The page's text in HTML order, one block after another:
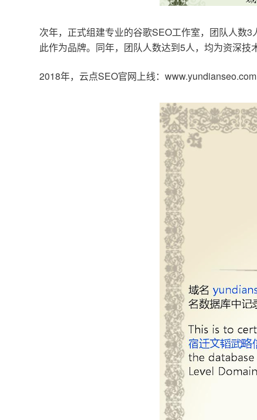
次年，正式组建专业的谷歌SEO工作室，团队人数
此作为品牌。同年，团队人数达到5人，均为资深技
2018年，云点SEO官网上线：